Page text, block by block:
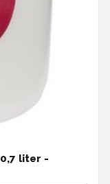
liter -